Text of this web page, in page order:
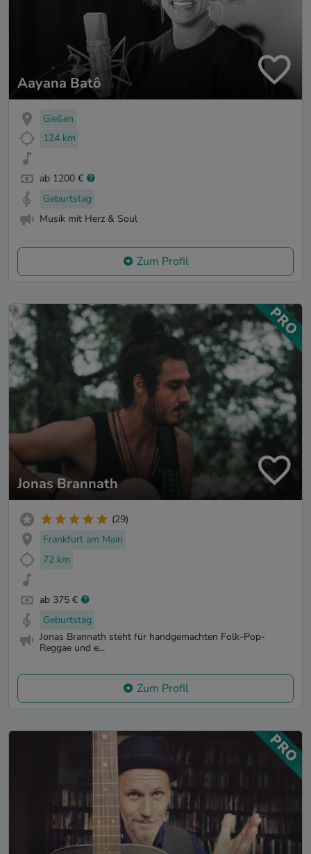
Aayana Batô
Gießen
124 km
ab 1200 €
Geburtstag
Musik mit Herz & Soul
Zum Profil
Jonas Brannath
(29)
Frankfurt am Main
72 km
ab 375 €
Geburtstag
Jonas Brannath steht für handgemachten Folk-Pop-
Reggae und e...
Zum Profil